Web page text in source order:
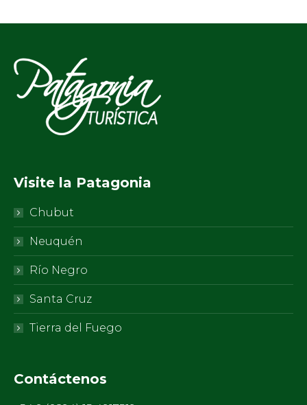
Visite la Patagonia
Chubut
Neuquén
Río Negro
Santa Cruz
Tierra del Fuego
Contáctenos